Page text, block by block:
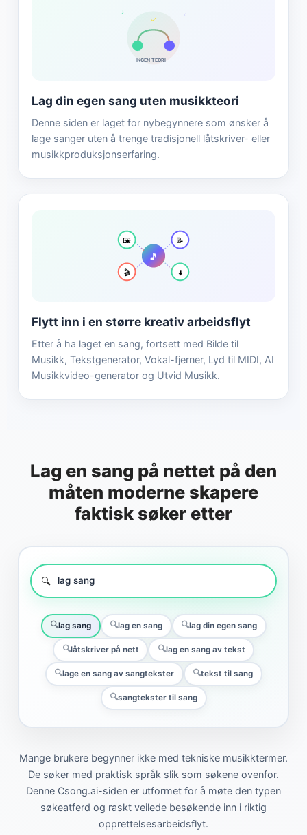
✓
♪ ♫
INGEN TEORI
Lag din egen sang uten musikkteori
Denne siden er laget for nybegynnere som ønsker å
lage sanger uten å trenge tradisjonell låtskriver- eller
musikkproduksjonserfaring.
🖼️ 📝
🎬 ⬇️
🎵
Flytt inn i en større kreativ arbeidsflyt
Etter å ha laget en sang, fortsett med Bilde til
Musikk, Tekstgenerator, Vokal-fjerner, Lyd til MIDI, AI
Musikkvideo-generator og Utvid Musikk.
Lag en sang på nettet på den
måten moderne skapere
faktisk søker etter
lag sang
lag sang lag en sang lag din egen sang
låtskriver på nett lag en sang av tekst
lage en sang av sangtekster tekst til sang
sangtekster til sang
Mange brukere begynner ikke med tekniske musikktermer.
De søker med praktisk språk slik som søkene ovenfor.
Denne Csong.ai-siden er utformet for å møte den typen
søkeatferd og raskt veilede besøkende inn i riktig
opprettelsesarbeidsflyt.